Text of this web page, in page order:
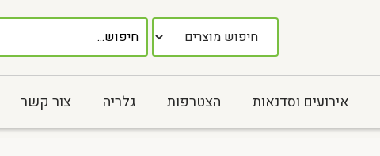
אירועים וסדנאות הצטרפות גלריה צור קשר